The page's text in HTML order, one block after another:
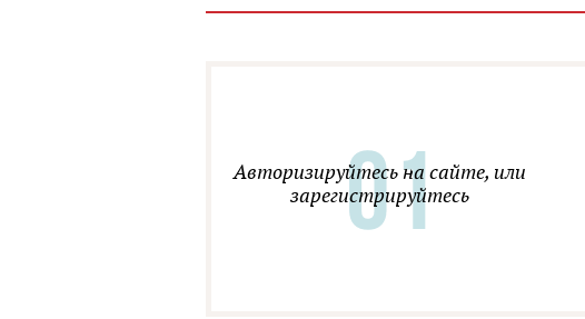
Авторизируйтесь на сайте, или
зарегистрируйтесь